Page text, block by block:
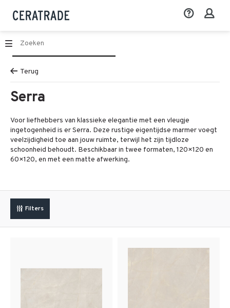
Terug
Serra
Voor liefhebbers van klassieke elegantie met een vleugje
ingetogenheid is er Serra. Deze rustige eigentijdse marmer voegt
veelzijdigheid toe aan jouw ruimte, terwijl het zijn tijdloze
schoonheid behoudt. Beschikbaar in twee formaten, 120×120 en
60×120, en met een matte afwerking.
Filters